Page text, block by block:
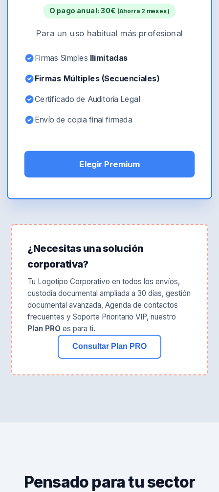
O pago anual: 30€ (Ahorra 2 meses)
Para un uso habitual más profesional
Firmas Simples Ilimitadas
Firmas Múltiples (Secuenciales)
Certificado de Auditoría Legal
Envío de copia final firmada
Elegir Premium
¿Necesitas una solución
corporativa?
Tu Logotipo Corporativo en todos los envíos,
custodia documental ampliada a 30 días, gestión
documental avanzada, Agenda de contactos
frecuentes y Soporte Prioritario VIP, nuestro
Plan PRO es para ti.
Consultar Plan PRO
Pensado para tu sector